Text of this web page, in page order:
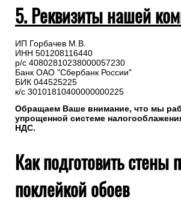
5. Реквизиты нашей
ИП Горбачев М.В.
ИНН 501208116440
р/с 40802810238000057230
Банк ОАО "Сбербанк России"
БИК 044525225
к/с 30101810400000000225
Обращаем Ваше внимание, что мы
упрощенной системе
НДС.
Как подготовить стены
поклейкой обоев